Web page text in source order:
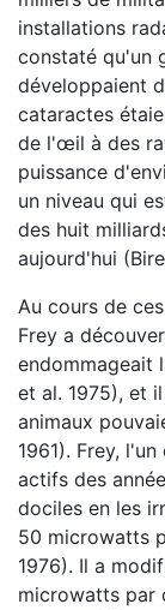
installations
constaté qu'un
développaient
cataractes
de l'œil à des
puissance
un niveau qui
des huit
aujourd'hui
Au cours de
Frey a
endommageait
et al. 1975), et
animaux
1961). Frey,
actifs des
dociles en les
50 microwatts
1976). Il a
microwatts par